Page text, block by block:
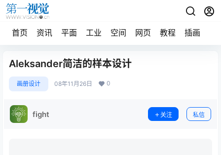
首页 资讯 平面 工业 空间 网页 教程 插画
Aleksander简洁的样本设计
画册设计 08年11月26日 0
fight 关注 私信